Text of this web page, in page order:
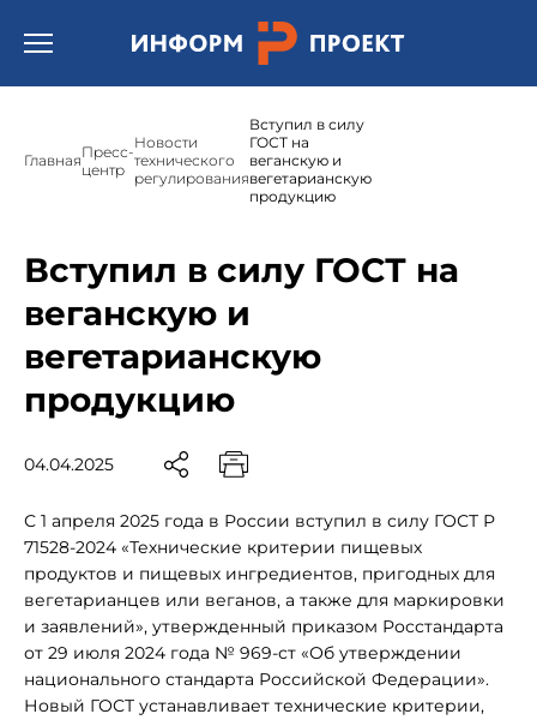
Открыть бургер меню.
ГлавнаяПресс-
центр
Новости
технического
регулирования
Вступил в силу
ГОСТ на
веганскую и
вегетарианскую
продукцию
Вступил в силу ГОСТ на
веганскую и
вегетарианскую
продукцию
04.04.2025
С 1 апреля 2025 года в России вступил в силу ГОСТ Р
71528-2024 «Технические критерии пищевых
продуктов и пищевых ингредиентов, пригодных для
вегетарианцев или веганов, а также для маркировки
и заявлений», утвержденный приказом Росстандарта
от 29 июля 2024 года № 969-ст «Об утверждении
национального стандарта Российской Федерации».
Новый ГОСТ устанавливает технические критерии,